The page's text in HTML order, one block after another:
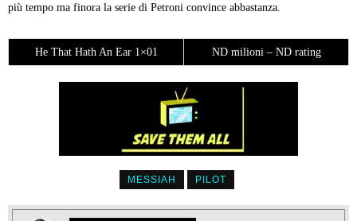
più tempo ma finora la serie di Petroni convince abbastanza.
He That Hath An Ear 1×01 ND milioni – ND rating
MESSIAH PILOT